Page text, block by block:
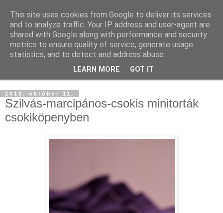
2013. október 11.
Szilvás-marcipános-csokis minitorták
csokiköpenyben
This site uses cookies from Google to deliver its services
and to analyze traffic. Your IP address and user-agent are
shared with Google along with performance and security
metrics to ensure quality of service, generate usage
statistics, and to detect and address abuse.
LEARN MORE GOT IT